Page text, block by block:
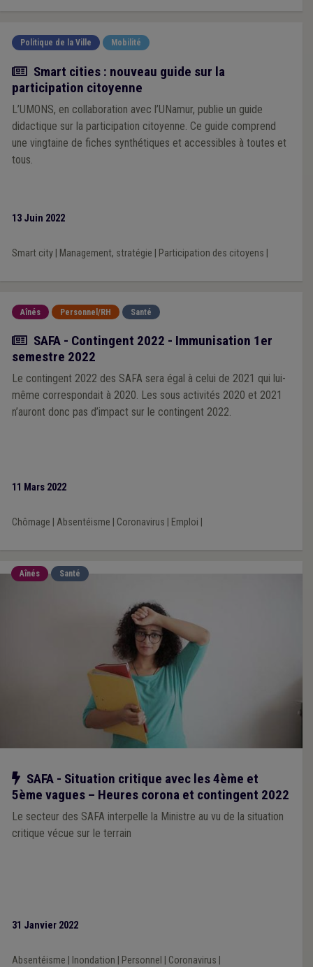
Politique de la Ville Mobilité
Actualité
Smart cities : nouveau guide sur la
participation citoyenne
L’UMONS, en collaboration avec l’UNamur, publie un guide
didactique sur la participation citoyenne. Ce guide comprend
une vingtaine de fiches synthétiques et accessibles à toutes et
tous.
13 Juin 2022
Smart city| Management, stratégie Participation des citoyens
Aînés Personnel/RH Santé
Actualité
SAFA - Contingent 2022 - Immunisation 1er
semestre 2022
Le contingent 2022 des SAFA sera égal à celui de 2021 qui lui-
même correspondait à 2020. Les sous activités 2020 et 2021
n’auront donc pas d’impact sur le contingent 2022.
11 Mars 2022
Chômage Absentéisme Coronavirus Emploi
Aînés Santé
Notre action
SAFA - Situation critique avec les 4ème et
5ème vagues – Heures corona et contingent 2022
Le secteur des SAFA interpelle la Ministre au vu de la situation
critique vécue sur le terrain
31 Janvier 2022
Absentéisme Inondation Personnel Coronavirus